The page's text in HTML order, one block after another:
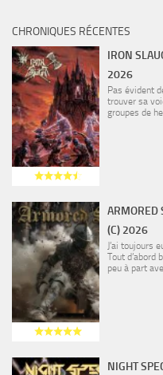
CHRONIQUES RÉCENTES
IRON
2026
Pas évident
trouver sa
groupes de
ARMORED
(C) 2026
J’ai toujours
Tout d’abord
peu à part
NIGHT